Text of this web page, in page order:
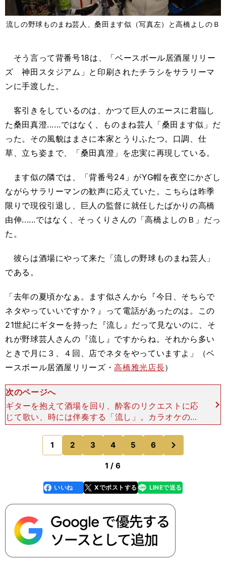
流しの野球ものまね芸人、桑田ます似（写真左）と高橋よしのＢ
そう言って背番号18は、「ベースボール居酒屋リリー
ズ 神田スタジアム」と印刷されたチラシをサラリーマ
ンに手渡した。
客引きをしているのは、かつて巨人のエースに君臨し
た桑田真澄......ではなく、ものまね芸人「桑田ます似」だ
った。その風貌はまさに本家とうりふたつ。口調、仕
草、立ち姿まで、「桑田真澄」を忠実に再現している。
ます似の隣では、「背番号24」がYG帽を夜空にかざし
ながらサラリーマンの歓声に応えていた。こちらは昨季
限りで現役引退し、巨人の監督に就任したばかりの高橋
由伸......ではなく、そっくりさんの「高橋よしのＢ」だっ
た。
彼らは酒場にやって来た「流しの野球ものまね芸人」
である。
「去年の夏頃かなぁ。ます似さんから『今日、そちらで
ネタやっていいですか？』って電話があったのは。この
21世紀にギターを持った『流し』だって見ないのに、そ
れが野球芸人さんの『流し』ですからね。それから多い
ときで月に３、４回、店でネタをやっていますよ」（ベ
ースボール居酒屋リリーズ・高橋雅光店長）
次のページへ
ギターを抱えて酒場を回り、酔客のリクエストに応
じて歌い、時には伴奏する「流し」。カラオケの浸
透によって今や絶滅寸前とも言われているが、あの
北島三郎も歌手としての出発点は「流し」だったと
いう。 ます
1 2 3 4 5 6
のページへ
1 / 6
faceboo
k
いいね Xでポストする
line LINEで送る